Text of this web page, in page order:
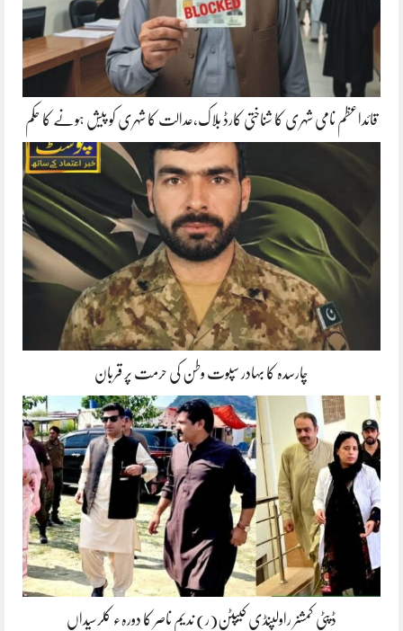
قائداعظم نامی شہری کا شناختی کارڈ بلاک،عدالت کا شہری کو پیش ہونے کا حکم
چارسدہ کا بہادر سپوت وطن کی حرمت پر قربان
ڈپٹی کمشنر راولپنڈی کیپٹن(ر) ندیم ناصر کا دورہء کلرسیداں